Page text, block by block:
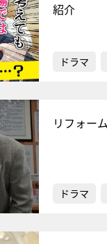
紹介
ドラマ
リフォー
ドラマ